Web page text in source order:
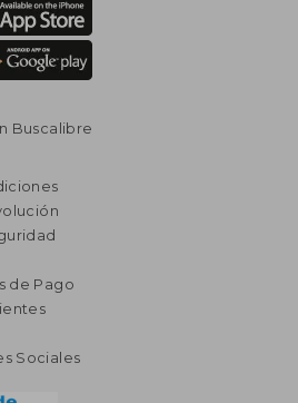
Buscalibre
de Pago
Sociales